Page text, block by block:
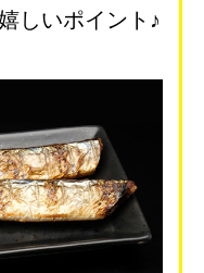
しいポイント♪